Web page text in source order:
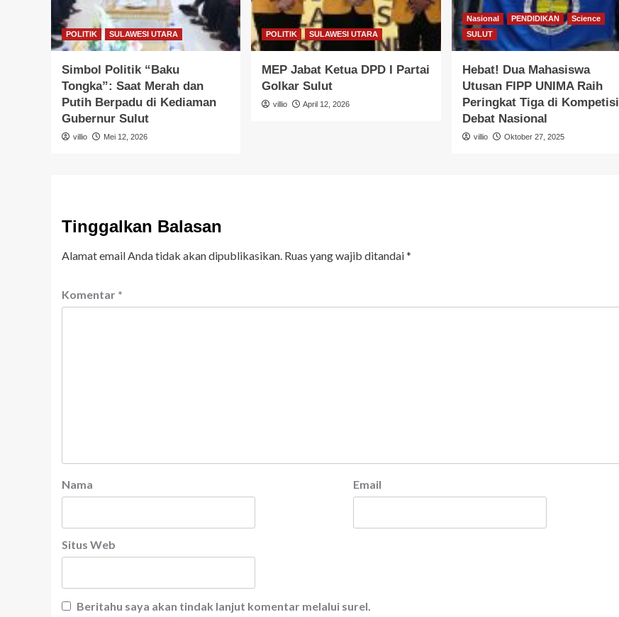
POLITIK SULAWESI UTARA
Simbol Politik “Baku
Tongka”: Saat Merah dan
Putih Berpadu di Kediaman
Gubernur Sulut
villio Mei 12, 2026
POLITIK SULAWESI UTARA
MEP Jabat Ketua DPD I Partai
Golkar Sulut
villio April 12, 2026
Nasional PENDIDIKAN
Science
SULUT
Hebat! Dua Mahasiswa
Utusan FIPP UNIMA Raih
Peringkat Tiga di Kompetisi
Debat Nasional
villio Oktober 27, 2025
Tinggalkan Balasan
Alamat email Anda tidak akan dipublikasikan. Ruas yang wajib ditandai*
Komentar *
Nama Email
Situs Web
Beritahu saya akan tindak lanjut komentar melalui surel.